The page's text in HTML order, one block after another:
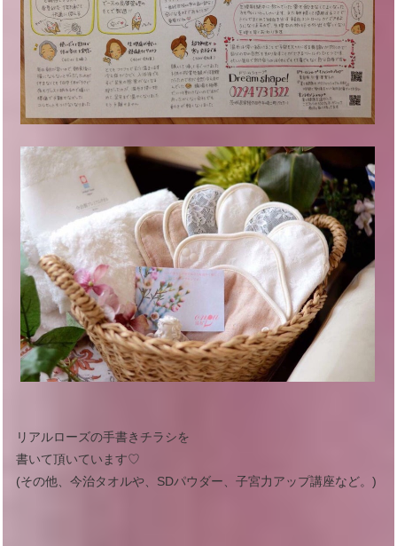
リアルローズの手書きチラシを
書いて頂いています♡
(その他、今治タオルや、SDパウダー、子宮力アップ講座など。)